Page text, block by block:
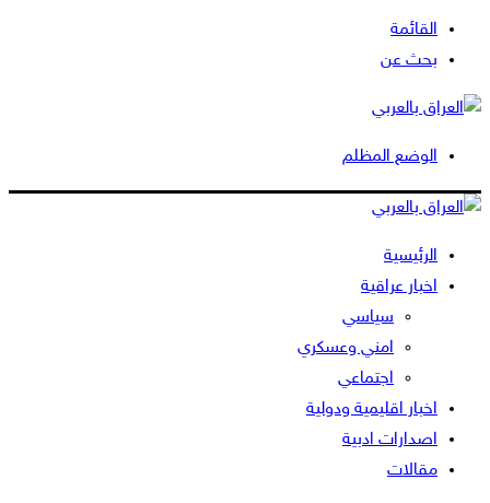
القائمة
بحث عن
الوضع المظلم
الرئيسية
اخبار عراقية
سياسي
امني وعسكري
اجتماعي
اخبار اقليمية ودولية
اصدارات ادبية
مقالات